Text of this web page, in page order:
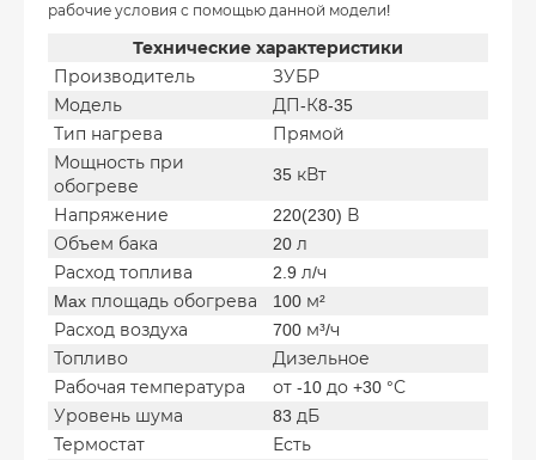
рабочие условия с помощью данной модели!
Технические характеристики
Производитель
ЗУБР
Модель
ДП-К8-35
Тип нагрева
Прямой
Мощность при
обогреве
35 кВт
Напряжение
220(230) В
Объем бака
20 л
Расход топлива
2.9 л/ч
Max площадь обогрева
100 м²
Расход воздуха
700 м³/ч
Топливо
Дизельное
Рабочая температура
от -10 до +30 °С
Уровень шума
83 дБ
Термостат
Есть